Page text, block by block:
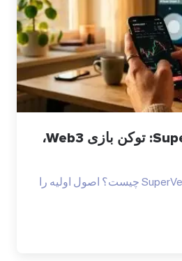
کریپتوی SuperVerse: توکن بازی Web3،
کریپتوی SuperVerse (SUPER) چیست؟ اصول اولیه را